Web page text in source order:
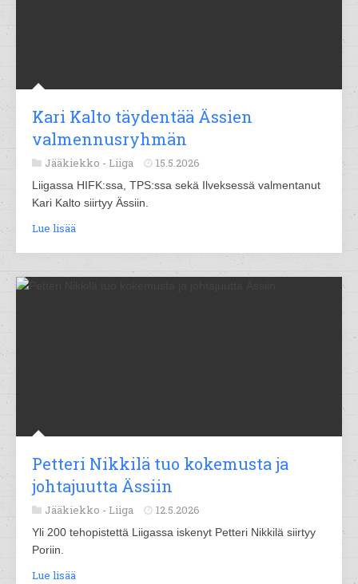
Kari Kalto täydentää Ässien
valmennusryhmän
Jääkiekko - Liiga 15.5.2026
Liigassa HIFK:ssa, TPS:ssa sekä Ilveksessä valmentanut
Kari Kalto siirtyy Ässiin.
Lue lisää
Petteri Nikkilä tuo kokemusta ja
johtajuutta Ässiin
Jääkiekko - Liiga 12.5.2026
Yli 200 tehopistettä Liigassa iskenyt Petteri Nikkilä siirtyy
Poriin.
Lue lisää